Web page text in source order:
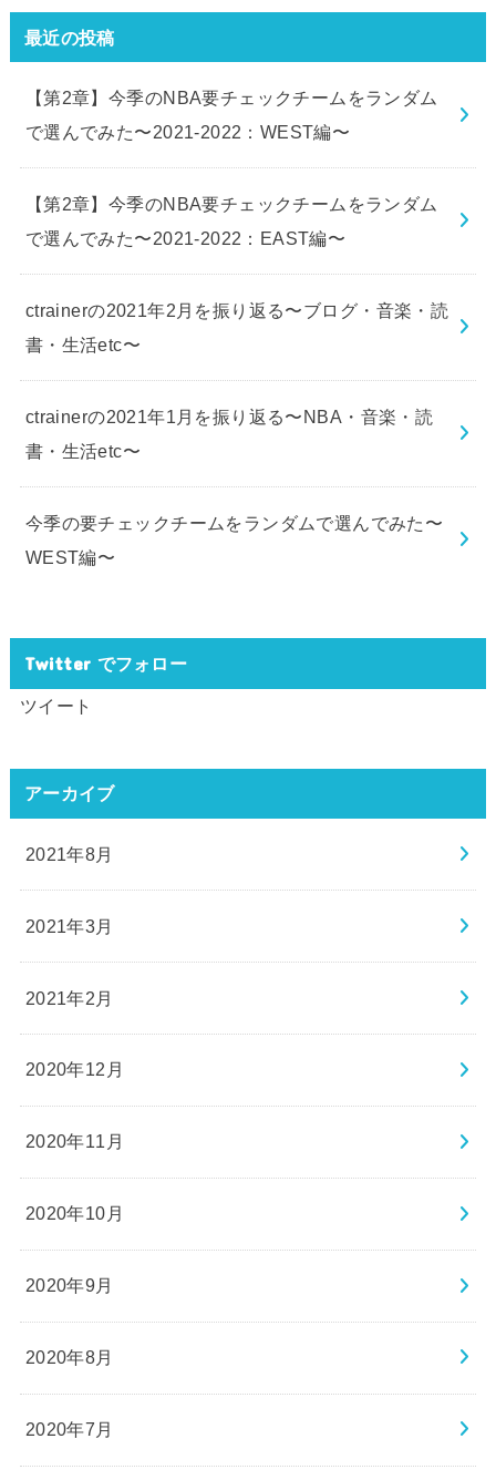
最近の投稿
【第2章】今季のNBA要チェックチームをランダム
で選んでみた〜2021-2022：WEST編〜
【第2章】今季のNBA要チェックチームをランダム
で選んでみた〜2021-2022：EAST編〜
ctrainerの2021年2月を振り返る〜ブログ・音楽・読
書・生活etc〜
ctrainerの2021年1月を振り返る〜NBA・音楽・読
書・生活etc〜
今季の要チェックチームをランダムで選んでみた〜
WEST編〜
Twitter でフォロー
ツイート
アーカイブ
2021年8月
2021年3月
2021年2月
2020年12月
2020年11月
2020年10月
2020年9月
2020年8月
2020年7月